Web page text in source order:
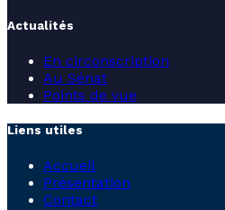
Actualités
En circonscription
Au Sénat
Points de vue
Liens utiles
Accueil
Présentation
Contact